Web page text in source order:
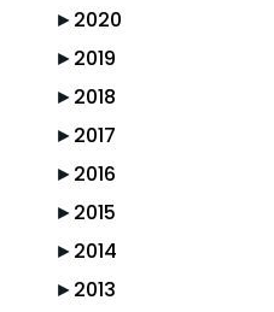
►2020
►2019
►2018
►2017
►2016
►2015
►2014
►2013